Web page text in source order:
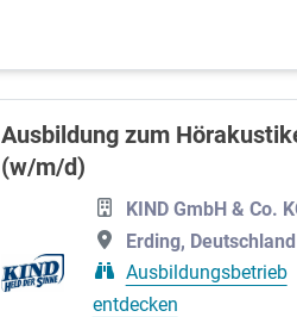
Ausbildung zum
(w/m/d)
KIND GmbH & Co.
Erding, Deutschland
Ausbildungsbetrieb
entdecken